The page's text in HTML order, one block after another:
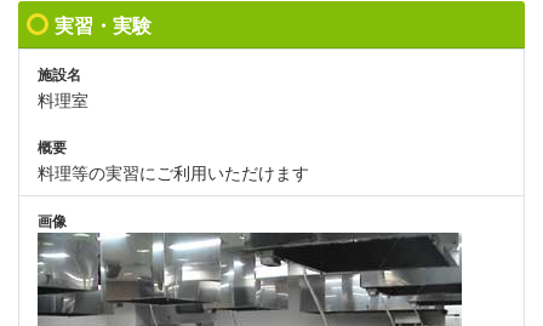
実習・実験
施設名
料理室
概要
料理等の実習にご利用いただけます
画像